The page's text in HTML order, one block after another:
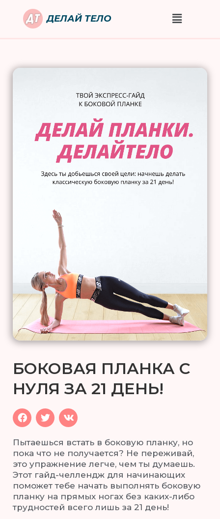
ДЕЛАЙ ТЕЛО
БОКОВАЯ ПЛАНКА С
НУЛЯ ЗА 21 ДЕНЬ!
Пытаешься встать в боковую планку, но
пока что не получается? Не переживай,
это упражнение легче, чем ты думаешь.
Этот гайд-челлендж для начинающих
поможет тебе начать выполнять боковую
планку на прямых ногах без каких-либо
трудностей всего лишь за 21 день!